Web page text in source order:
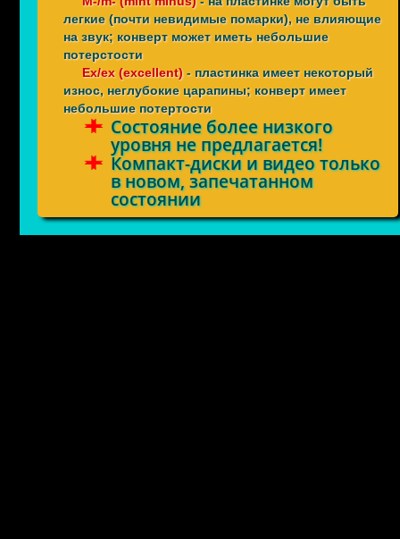
легкие (почти невидимые помарки), не влияющие
на звук; конверт может иметь небольшие
потерстости
Ex/ex (excellent)- пластинка имеет некоторый
износ, неглубокие царапины; конверт имеет
небольшие потертости
Состояние более низкого
уровня не предлагается!
Компакт-диски и видео только
в новом, запечатанном
состоянии